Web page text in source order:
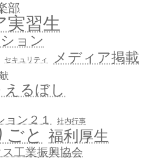
部
実習生
ョン
セキュリティ メディア掲載
えるぼし
ョン２１ 社内行事
と 福利厚生
工業振興協会